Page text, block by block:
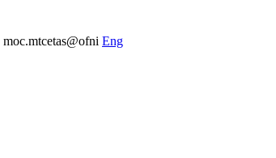
moc.mtcetas@ofni Eng